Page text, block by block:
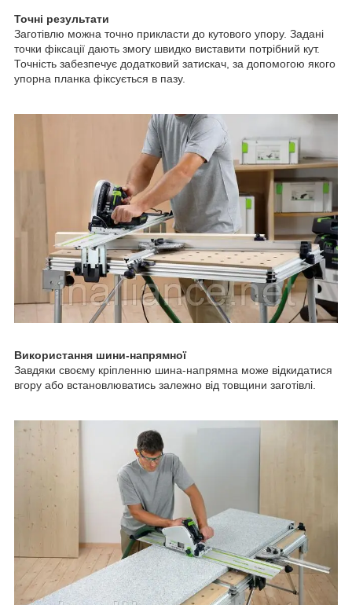
Точні результати
Заготівлю можна точно прикласти до кутового упору. Задані
точки фіксації дають змогу швидко виставити потрібний кут.
Точність забезпечує додатковий затискач, за допомогою якого
упорна планка фіксується в пазу.
Використання шини-напрямної
Завдяки своєму кріпленню шина-напрямна може відкидатися
вгору або встановлюватись залежно від товщини заготівлі.